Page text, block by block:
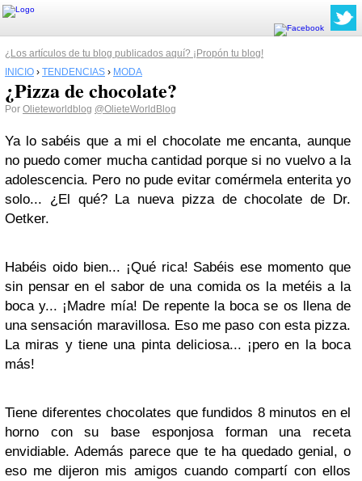
¿Los artículos de tu blog publicados aquí? ¡Propón tu blog!
INICIO › TENDENCIAS › MODA
¿Pizza de chocolate?
Por Olieteworldblog @OlieteWorldBlog
Ya lo sabéis que a mi el chocolate me encanta, aunque
no puedo comer mucha cantidad porque si no vuelvo a la
adolescencia. Pero no pude evitar comérmela enterita yo
solo... ¿El qué? La nueva pizza de chocolate de Dr.
Oetker.
Habéis oido bien... ¡Qué rica! Sabéis ese momento que
sin pensar en el sabor de una comida os la metéis a la
boca y... ¡Madre mía! De repente la boca se os llena de
una sensación maravillosa. Eso me paso con esta pizza.
La miras y tiene una pinta deliciosa... ¡pero en la boca
más!
Tiene diferentes chocolates que fundidos 8 minutos en el
horno con su base esponjosa forman una receta
envidiable. Además parece que te ha quedado genial, o
eso me dijeron mis amigos cuando compartí con ellos